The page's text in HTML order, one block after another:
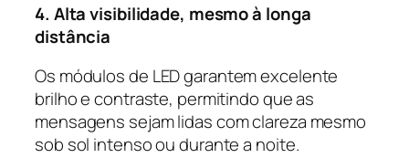
4. Alta visibilidade, mesmo à longa
distância
Os módulos de LED garantem excelente
brilho e contraste, permitindo que as
mensagens sejam lidas com clareza mesmo
sob sol intenso ou durante a noite.